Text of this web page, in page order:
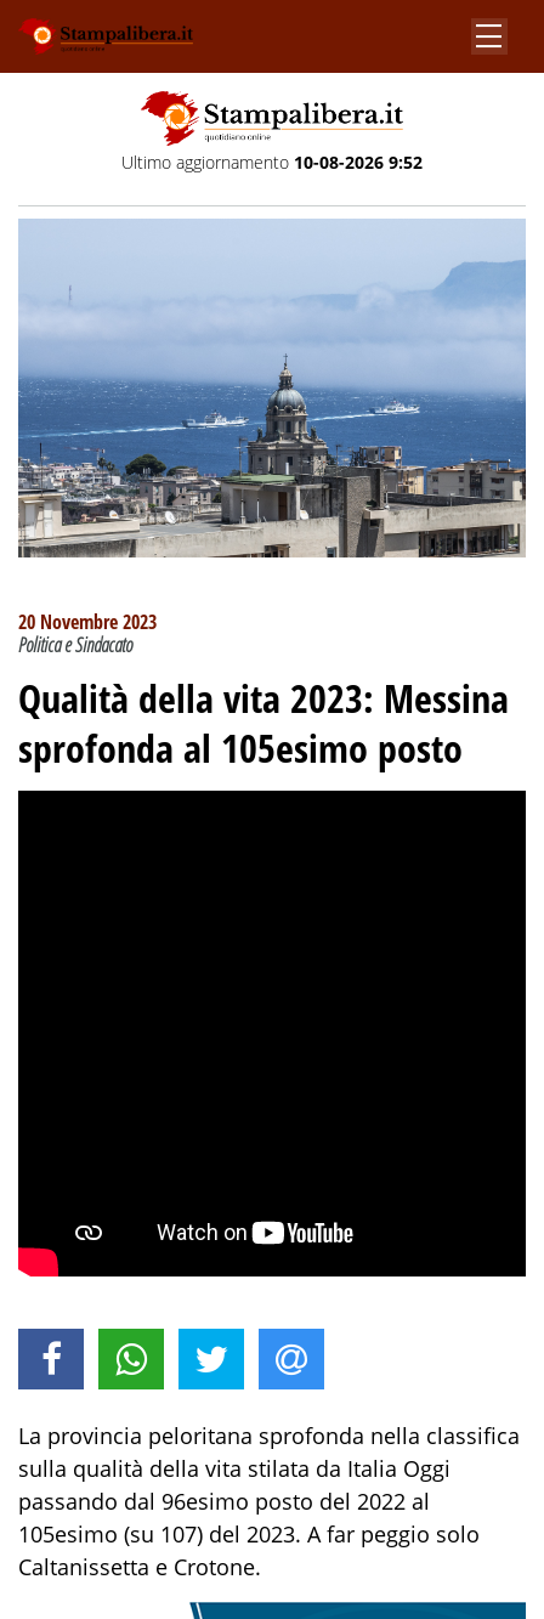
Ultimo aggiornamento 10-08-2026 9:52
20 Novembre 2023
Politica e Sindacato
Qualità della vita 2023: Messina
sprofonda al 105esimo posto
La provincia peloritana sprofonda nella classifica
sulla qualità della vita stilata da Italia Oggi
passando dal 96esimo posto del 2022 al
105esimo (su 107) del 2023. A far peggio solo
Caltanissetta e Crotone.